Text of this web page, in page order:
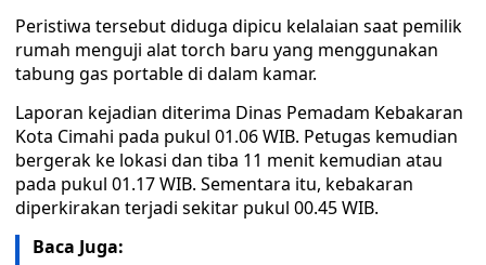
Peristiwa tersebut diduga dipicu kelalaian saat pemilik
rumah menguji alat torch baru yang menggunakan
tabung gas portable di dalam kamar.
Laporan kejadian diterima Dinas Pemadam Kebakaran
Kota Cimahi pada pukul 01.06 WIB. Petugas kemudian
bergerak ke lokasi dan tiba 11 menit kemudian atau
pada pukul 01.17 WIB. Sementara itu, kebakaran
diperkirakan terjadi sekitar pukul 00.45 WIB.
Baca Juga: